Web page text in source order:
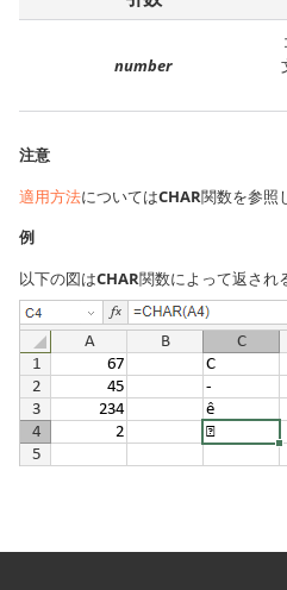
number
注意
適用方法についてはCHAR関数を参照
例
以下の図はCHAR関数によって返され